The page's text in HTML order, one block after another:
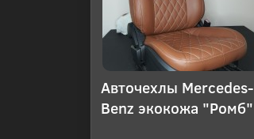
Авточехлы Mercedes-
Benz экокожа "Ромб"